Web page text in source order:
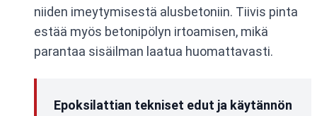
niiden imeytymisestä alusbetoniin. Tiivis pinta
estää myös betonipölyn irtoamisen, mikä
parantaa sisäilman laatua huomattavasti.
Epoksilattian tekniset edut ja käytännön